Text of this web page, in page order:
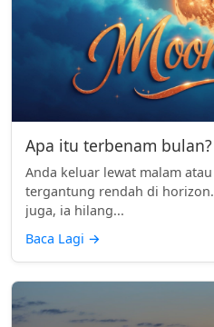
Apa itu terbenam bulan?
Anda keluar lewat malam
tergantung rendah di
juga, ia hilang...
Baca Lagi →